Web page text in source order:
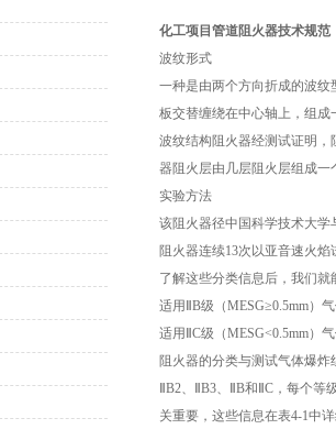
化工项目管道阻火器技术规范
波纹形式
一种是由两个方向折成的波
板交替缠绕在中心轴上，组
波纹结构阻火器经测试证明
器阻火层由几层阻火层组成
实验方法
该阻火器径中国科学技术大学
阻火器连续13次以亚音速火
了解这些分类信息后，我们
适用ⅡB级（MESG≥0.5mm）
适用ⅡC级（MESG<0.5mm）
阻火器的分类与测试气体爆
ⅡB2、ⅡB3、ⅡB和ⅡC，每个
关重要，这些信息在表4-1中